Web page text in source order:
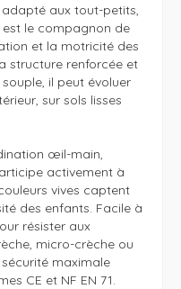
aux tout-petits,
le compagnon de
et la motricité des
structure renforcée et
il peut évoluer
sur sols lisses
œil-main,
activement à
vives captent
des enfants. Facile à
résister aux
micro-crèche ou
maximale
CE et NF EN 71.